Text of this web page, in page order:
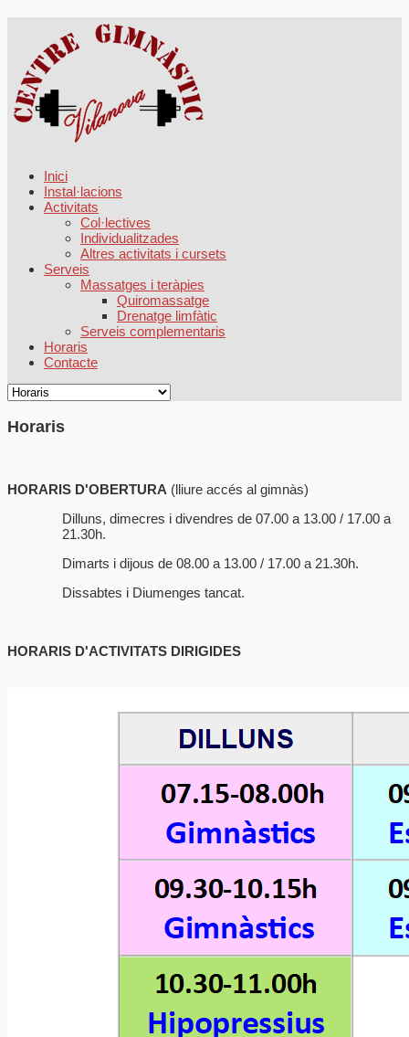
Inici
Instal·lacions
Activitats
Col·lectives
Individualitzades
Altres activitats i cursets
Serveis
Massatges i teràpies
Quiromassatge
Drenatge limfàtic
Serveis complementaris
Horaris
Contacte
Horaris
HORARIS D'OBERTURA (lliure accés al gimnàs)
Dilluns, dimecres i divendres de 07.00 a 13.00 / 17.00 a
21.30h.
Dimarts i dijous de 08.00 a 13.00 / 17.00 a 21.30h.
Dissabtes i Diumenges tancat.
HORARIS D'ACTIVITATS DIRIGIDES